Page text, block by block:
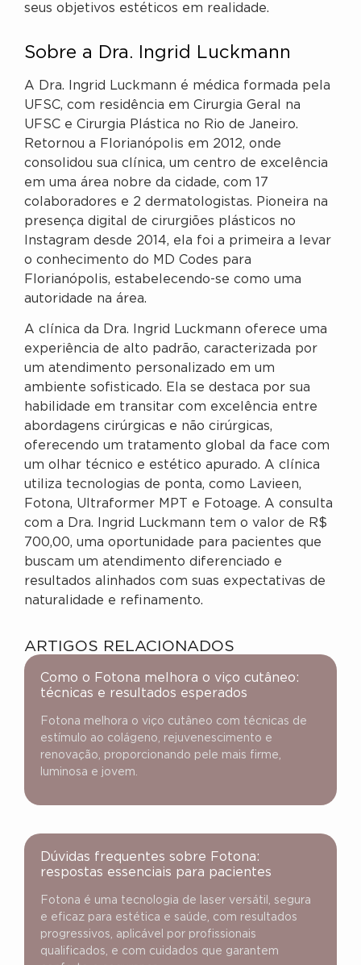
seus objetivos estéticos em realidade.
Sobre a Dra. Ingrid Luckmann
A Dra. Ingrid Luckmann é médica formada pela
UFSC, com residência em Cirurgia Geral na
UFSC e Cirurgia Plástica no Rio de Janeiro.
Retornou a Florianópolis em 2012, onde
consolidou sua clínica, um centro de excelência
em uma área nobre da cidade, com 17
colaboradores e 2 dermatologistas. Pioneira na
presença digital de cirurgiões plásticos no
Instagram desde 2014, ela foi a primeira a levar
o conhecimento do MD Codes para
Florianópolis, estabelecendo-se como uma
autoridade na área.
A clínica da Dra. Ingrid Luckmann oferece uma
experiência de alto padrão, caracterizada por
um atendimento personalizado em um
ambiente sofisticado. Ela se destaca por sua
habilidade em transitar com excelência entre
abordagens cirúrgicas e não cirúrgicas,
oferecendo um tratamento global da face com
um olhar técnico e estético apurado. A clínica
utiliza tecnologias de ponta, como Lavieen,
Fotona, Ultraformer MPT e Fotoage. A consulta
com a Dra. Ingrid Luckmann tem o valor de R$
700,00, uma oportunidade para pacientes que
buscam um atendimento diferenciado e
resultados alinhados com suas expectativas de
naturalidade e refinamento.
ARTIGOS RELACIONADOS
Como o Fotona melhora o viço cutâneo:
técnicas e resultados esperados
Fotona melhora o viço cutâneo com técnicas de
estímulo ao colágeno, rejuvenescimento e
renovação, proporcionando pele mais firme,
luminosa e jovem.
Dúvidas frequentes sobre Fotona:
respostas essenciais para pacientes
Fotona é uma tecnologia de laser versátil, segura
e eficaz para estética e saúde, com resultados
progressivos, aplicável por profissionais
qualificados, e com cuidados que garantem